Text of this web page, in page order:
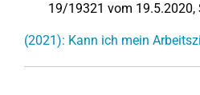
19/19321 vom 19.5.2020,
(2021): Kann ich mein